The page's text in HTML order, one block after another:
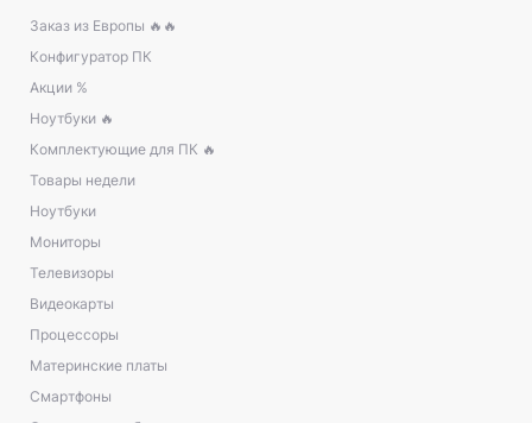
Заказ из Европы 🔥🔥
Конфигуратор ПК
Акции %
Ноутбуки 🔥
Комплектующие для ПК 🔥
Товары недели
Ноутбуки
Мониторы
Телевизоры
Видеокарты
Процессоры
Материнские платы
Смартфоны